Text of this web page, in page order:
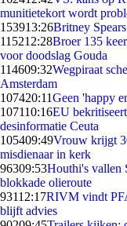
munitietekort wordt
153913:26Britney
115212:28Broer 135
voor doodslag Gouda
114609:32Wegpiraat
Amsterdam
107420:11Geen 'happy
107110:16EU
desinformatie Ceuta
105409:49Vrouw krijgt
misdienaar in kerk
96309:53Houthi's vallen
blokkade olieroute
93112:17RIVM vindt
blijft advies